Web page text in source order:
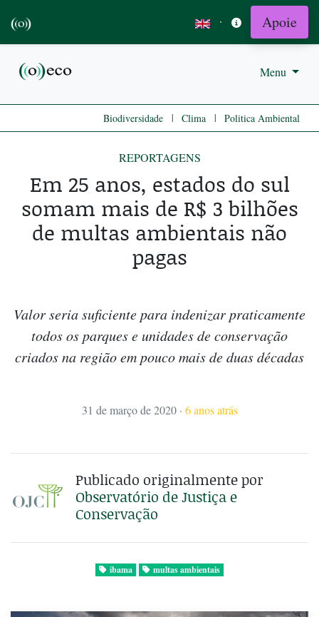
· Apoie
Menu
Biodiversidade | Clima | Politica Ambiental
REPORTAGENS
Em 25 anos, estados do sul
somam mais de R$ 3 bilhões
de multas ambientais não
pagas
Valor seria suficiente para indenizar praticamente
todos os parques e unidades de conservação
criados na região em pouco mais de duas décadas
31 de março de 2020 · 6 anos atrás
Publicado originalmente por
Observatório de Justiça e
Conservação
ibama multas ambientais